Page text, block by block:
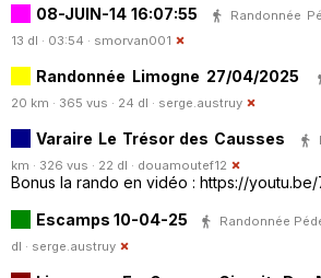
08-JUIN-14 16:07:55
Randonnée
13 dl · 03:54 · smorvan001
Randonnée Limogne 27/04/2025
20 km · 365 vus · 24 dl · serge.austruy
Varaire Le Trésor des Causses
km · 326 vus · 22 dl · douamoutef12
Bonus la rando en vidéo : https://
Escamps 10-04-25
Randonnée
dl · serge.austruy